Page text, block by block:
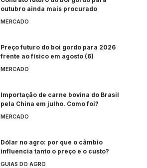
outubro ainda mais procurado
MERCADO
Preço futuro do boi gordo para 2026
frente ao físico em agosto (6)
MERCADO
Importação de carne bovina do Brasil
pela China em julho. Como foi?
MERCADO
Dólar no agro: por que o câmbio
influencia tanto o preço e o custo?
GUIAS DO AGRO